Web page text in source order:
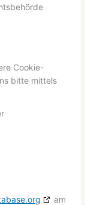
Cookie-
bitte mittels
am